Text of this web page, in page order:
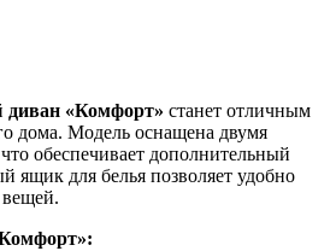
диван «Комфорт» станет отличным
дома. Модель оснащена двумя
обеспечивает дополнительный
ящик для белья позволяет удобно
вещей.